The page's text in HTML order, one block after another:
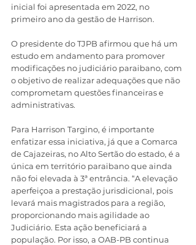
inicial foi apresentada em 2022, no
primeiro ano da gestão de Harrison.
O presidente do TJPB afirmou que há um
estudo em andamento para promover
modificações no judiciário paraibano, com
o objetivo de realizar adequações que não
comprometam questões financeiras e
administrativas.
Para Harrison Targino, é importante
enfatizar essa iniciativa, já que a Comarca
de Cajazeiras, no Alto Sertão do estado, é a
única em território paraibano que ainda
não foi elevada à 3ª entrância. “A elevação
aperfeiçoa a prestação jurisdicional, pois
levará mais magistrados para a região,
proporcionando mais agilidade ao
Judiciário. Esta ação beneficiará a
população. Por isso, a OAB-PB continua